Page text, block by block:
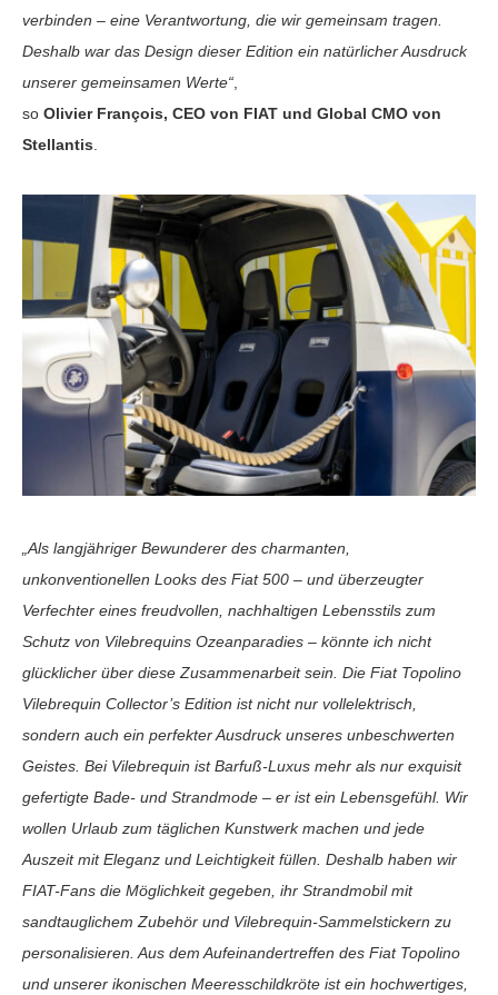
verbinden – eine Verantwortung, die wir gemeinsam tragen.
Deshalb war das Design dieser Edition ein natürlicher Ausdruck
unserer gemeinsamen Werte“
so Olivier François, CEO von FIAT und Global CMO von
Stellantis
„Als langjähriger Bewunderer des charmanten,
unkonventionellen Looks des Fiat 500 – und überzeugter
Verfechter eines freudvollen, nachhaltigen Lebensstils zum
Schutz von Vilebrequins Ozeanparadies – könnte ich nicht
glücklicher über diese Zusammenarbeit sein. Die Fiat Topolino
Vilebrequin Collector’s Edition ist nicht nur vollelektrisch,
sondern auch ein perfekter Ausdruck unseres unbeschwerten
Geistes. Bei Vilebrequin ist Barfuß-Luxus mehr als nur exquisit
gefertigte Bade- und Strandmode – er ist ein Lebensgefühl. Wir
wollen Urlaub zum täglichen Kunstwerk machen und jede
Auszeit mit Eleganz und Leichtigkeit füllen. Deshalb haben wir
FIAT-Fans die Möglichkeit gegeben, ihr Strandmobil mit
sandtauglichem Zubehör und Vilebrequin-Sammelstickern zu
personalisieren. Aus dem Aufeinandertreffen des Fiat Topolino
und unserer ikonischen Meeresschildkröte ist ein hochwertiges,